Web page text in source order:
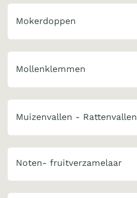
Mokerdoppen
Mollenklemmen
Muizenvallen - Rattenvallen
Noten- fruitverzamelaar